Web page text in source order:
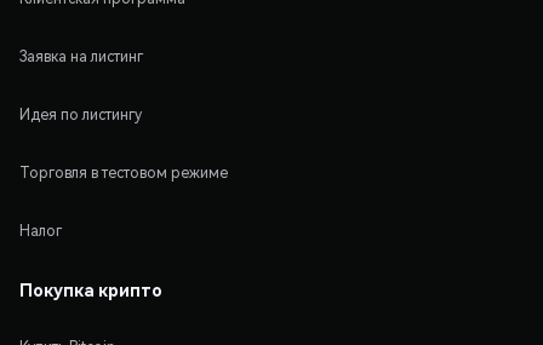
Заявка на листинг
Идея по листингу
Торговля в тестовом режиме
Налог
Покупка крипто